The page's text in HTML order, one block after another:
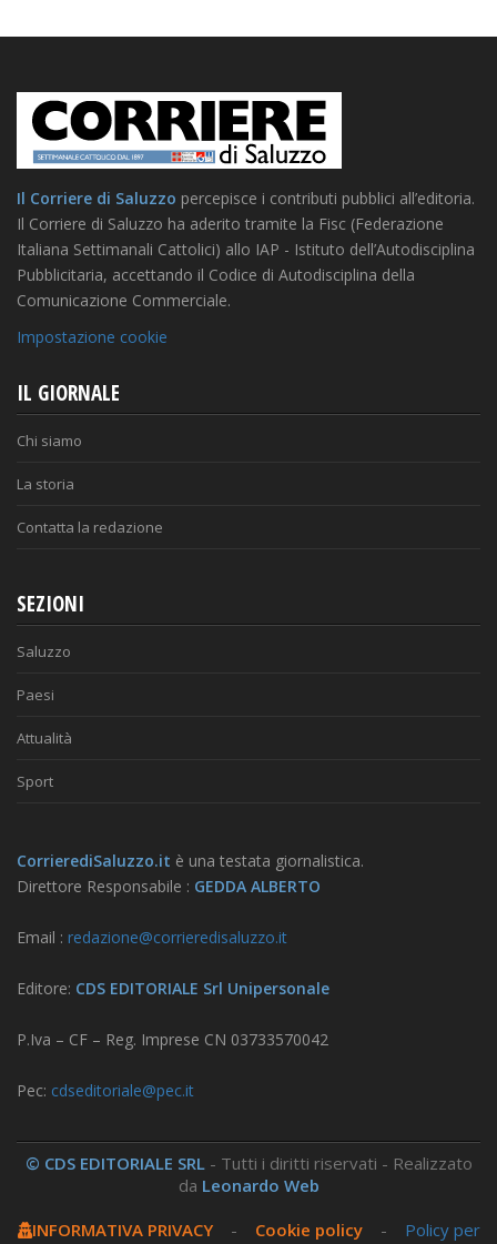
Il Corriere di Saluzzo percepisce i contributi pubblici all’editoria.
Il Corriere di Saluzzo ha aderito tramite la Fisc (Federazione
Italiana Settimanali Cattolici) allo IAP - Istituto dell’Autodisciplina
Pubblicitaria, accettando il Codice di Autodisciplina della
Comunicazione Commerciale.
Impostazione cookie
IL GIORNALE
Chi siamo
La storia
Contatta la redazione
SEZIONI
Saluzzo
Paesi
Attualità
Sport
CorrierediSaluzzo.it è una testata giornalistica.
Direttore Responsabile : GEDDA ALBERTO
Email : redazione@corrieredisaluzzo.it
Editore: CDS EDITORIALE Srl Unipersonale
P.Iva – CF – Reg. Imprese CN 03733570042
Pec: cdseditoriale@pec.it
© CDS EDITORIALE SRL - Tutti i diritti riservati - Realizzato
da Leonardo Web
INFORMATIVA PRIVACY- Cookie policy- Policy per